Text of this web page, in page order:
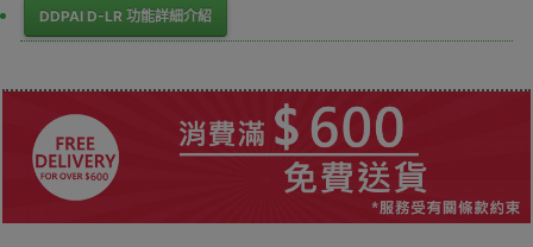
DDPAI D-LR 功能詳細介紹